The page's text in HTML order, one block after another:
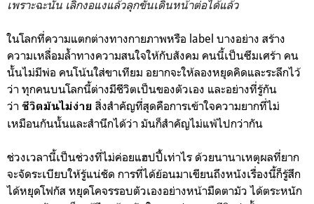
เพราะฉะนั้น เลิกงอแงแล้วลุกขั้นเดินหน้าต่อได้แล้ว
ในโลกที่ความแตกต่างทางกายภาพหรือ label บางอย่าง สร้าง
ความเหลื่อมล้ำทางความสนใจให้กับสังคม คนนี้เป็นซึมเศร้า คน
นั้นไม่มีพ่อ คนโน้นใส่ขาเทียม อยากจะให้ลองหยุดคิดและระลึกไว้
ว่า ทุกคนบนโลกนี้ต่างมีชีวิตเป็นของตัวเอง และอย่างที่รู้กัน
ว่า ชีวิตมันไม่ง่าย สิ่งสำคัญที่สุดคือการเข้าใจความยากที่ไม่
เหมือนกันนั้นและสำนึกได้ว่า มันก็สำคัญไม่แพ้ไปกว่ากัน
ช่วงเวลานี้เป็นช่วงที่ไม่ค่อยแฮปปี้เท่าไร ด้วยนานาเหตุผลที่ยาก
จะจัดระเบียบให้รู้แน่ชัด การที่ได้ย้อนมาเขียนถึงหนังเรื่องนี้ก็รู้สึก
ได้หยุดโฟกัส หยุดโคจรรอบตัวเองอย่างหน้ามืดตามัว ได้ตระหนัก